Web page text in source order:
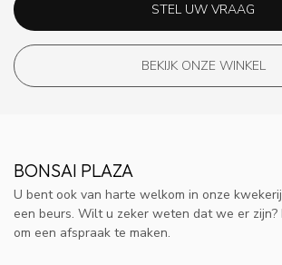
STEL UW VRAAG
BEKIJK ONZE WINKEL
BONSAI PLAZA
U bent ook van harte welkom in onze
een beurs. Wilt u zeker weten dat we er zijn?
om een afspraak te maken.